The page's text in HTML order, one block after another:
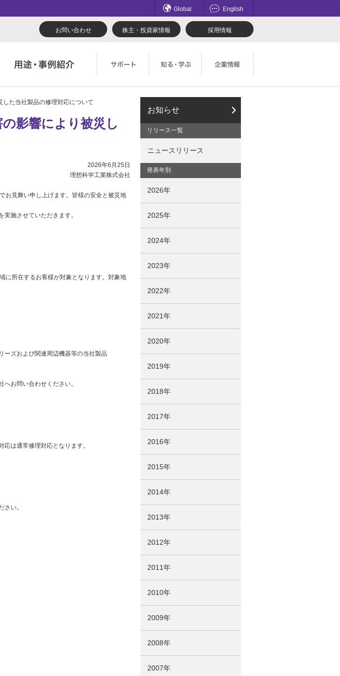
Global English
お問い合わせ 株主・投資家情報 採用情報
導入事例
素材ダウンロード
製品についてのお問い合わせ一覧
消耗品情報
広報誌『理想の詩』 理想科学のものづくり
RISO ART 鹿島アントラーズ応援サイト
会社概要 マネジメント
あゆみ 採用情報
社会とのかかわり
た当社製品の修理対応について
影響により被災し
2026年6月25日
理想科学工業株式会社
お見舞い申し上げます。皆様の安全と被災地
施させていただきます。
に所在するお客様が対象となります。対象地
ーズおよび関連周辺機器等の当社製品
お問い合わせください。
は通常修理対応となります。
い。
お知らせ
リリース一覧
ニュースリリース
発表年別
2026年
2025年
2024年
2023年
2022年
2021年
2020年
2019年
2018年
2017年
2016年
2015年
2014年
2013年
2012年
2011年
2010年
2009年
2008年
2007年